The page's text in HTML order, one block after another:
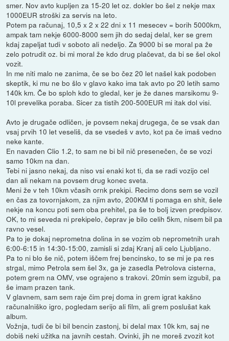
smer. Nov avto kupljen za 15-20 let oz. dokler bo šel z nekje max
1000EUR stroški za servis na leto.
Potem pa računaj, 10,5 x 2 x 22 dni x 11 mesecev = borih 5000km,
ampak tam nekje 6000-8000 sem jih do sedaj delal, ker se grem
kdaj zapeljat tudi v soboto ali nedeljo. Za 9000 bi se moral pa že
zelo potrudit oz. bi mi moral že kdo drug plačevat, da bi se šel okol
vozit.
In me niti malo ne zanima, če se bo čez 20 let našel kak podoben
skeptik, ki mu ne bo šlo v glavo kako ima tak avto po 20 letih samo
140k km. Če bo sploh kdo to gledal, ker je že danes marsikomu 9-
10l prevelika poraba. Sicer za tistih 200-500EUR mi itak dol visi.
Avto je drugače odličen, je povsem nekaj drugega, če se vsak dan
vsaj prvih 10 let veseliš, da se vsedeš v avto, kot pa če imaš vedno
neke kante.
En navaden Clio 1.2, to sam ne bi bil nič presenečen, če se vozi
samo 10km na dan.
Tebi ni jasno nekaj, da niso vsi enaki kot ti, da se radi vozijo cel
dan ali nekam na povsem drug konec sveta.
Meni že v teh 10km včasih ornk prekipi. Recimo dons sem se vozil
en čas za tovornjakom, za njim avto, 200KM ti pomaga en shit, šele
nekje na koncu poti sem oba prehitel, pa še to bolj izven predpisov.
OK, to mi seveda ni prekipelo, čeprav je bilo celih 5km, nisem bil pa
ravno vesel.
Pa to je dokaj neprometna dolina in se vozim ob neprometnih urah
6:00-6:15 in 14:30-15:00, zamisli si zdaj Kranj ali celo Ljubljano.
Pa to ni blo še nič, potem iščem frej bencinsko, to se mi je pa res
strgal, mimo Petrola sem šel 3x, ga je zasedla Petrolova cisterna,
potem grem na OMV, vse ograjeno s trakovi. 20min sem izgubil, pa
še imam prazen tank.
V glavnem, sam sem raje čim prej doma in grem igrat kakšno
računalniško igro, pogledam serijo ali film, ali grem poslušat kak
album.
Vožnja, tudi če bi bil bencin zastonj, bi delal max 10k km, saj ne
dobiš neki užitka na javnih cestah. Ovinki, jih ne moreš zvozit kot